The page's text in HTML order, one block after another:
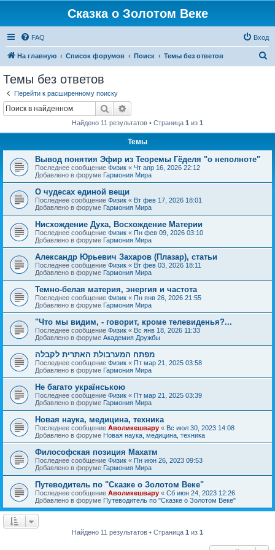
Сказка о Золотом Веке
FAQ Вход
На главную Список форумов Поиск Темы без ответов
Темы без ответов
Перейти к расширенному поиску
Поиск
Найдено 11 результатов • Страница 1 из 1
Темы
Вывод понятия Эфир из Теоремы Гёделя "о неполноте"
Последнее сообщение Физик « Чт апр 16, 2026 22:12
Добавлено в форуме Гармония Мира
О чудесах единой вещи
Последнее сообщение Физик « Вт фев 17, 2026 18:01
Добавлено в форуме Гармония Мира
Нисхождение Духа, Восхождение Материи
Последнее сообщение Физик « Пн фев 09, 2026 03:10
Добавлено в форуме Гармония Мира
Александр Юрьевич Захаров (Плазар), статьи
Последнее сообщение Физик « Вт фев 03, 2026 18:11
Добавлено в форуме Гармония Мира
Темно-белая материя, энергия и частота
Последнее сообщение Физик « Пн янв 26, 2026 21:55
Добавлено в форуме Гармония Мира
"Что мы видим, - говорит, кроме телевиденья?...
Последнее сообщение Физик « Вс янв 18, 2026 11:33
Добавлено в форуме Академия Дружбы
מפתח המערבולת האתרית לקבלה
Последнее сообщение Физик « Пт мар 21, 2025 03:58
Добавлено в форуме Гармония Мира
Не багато українською
Последнее сообщение Физик « Пт мар 21, 2025 03:39
Добавлено в форуме Гармония Мира
Новая наука, медицина, техника
Последнее сообщение Аволикешвару « Вс июл 30, 2023 14:08
Добавлено в форуме Новая наука, медицина, техника
Философская позиция Махатм
Последнее сообщение Физик « Пн июн 26, 2023 09:53
Добавлено в форуме Гармония Мира
Путеводитель по "Сказке о Золотом Веке"
Последнее сообщение Аволикешвару « Сб июн 24, 2023 12:26
Добавлено в форуме Путеводитель по "Сказке о Золотом Веке"
Найдено 11 результатов • Страница 1 из 1